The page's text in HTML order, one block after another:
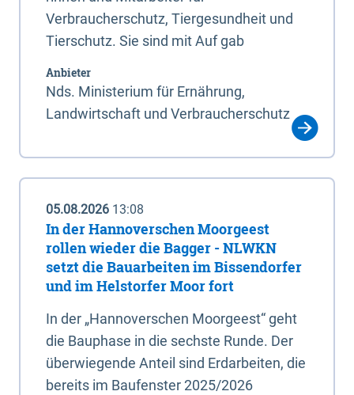
Verbraucherschutz, Tiergesundheit und
Tierschutz. Sie sind mit Auf gab
Anbieter
Nds. Ministerium für Ernährung,
Landwirtschaft und Verbraucherschutz
05.08.2026 13:08
In der Hannoverschen Moorgeest
rollen wieder die Bagger - NLWKN
setzt die Bauarbeiten im Bissendorfer
und im Helstorfer Moor fort
In der „Hannoverschen Moorgeest“ geht
die Bauphase in die sechste Runde. Der
überwiegende Anteil sind Erdarbeiten, die
bereits im Baufenster 2025/2026